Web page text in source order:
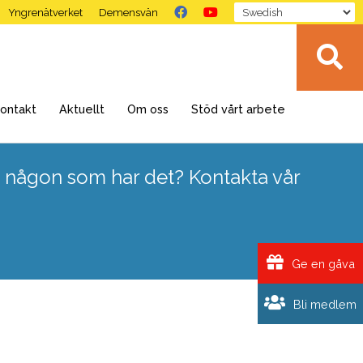
Yngrenätverket Demensvän
Aktuellt Om oss Stöd vårt arbete
som har det? Kontakta vår
Bli medlem
Ge en gåva